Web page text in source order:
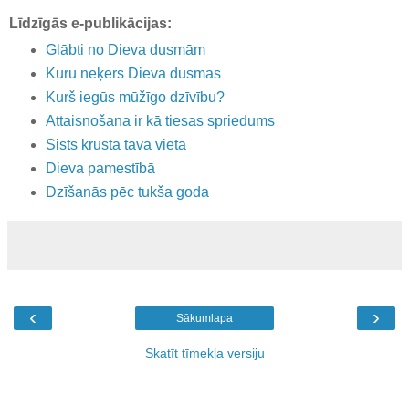
Līdzīgās e-publikācijas:
Glābti no Dieva dusmām
Kuru neķers Dieva dusmas
Kurš iegūs mūžīgo dzīvību?
Attaisnošana ir kā tiesas spriedums
Sists krustā tavā vietā
Dieva pamestībā
Dzīšanās pēc tukša goda
‹ ›
Sākumlapa
Skatīt tīmekļa versiju